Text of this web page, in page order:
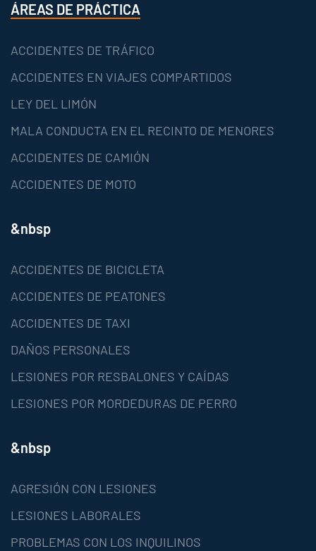
ÁREAS DE PRÁCTICA
ACCIDENTES DE TRÁFICO
ACCIDENTES EN VIAJES COMPARTIDOS
LEY DEL LIMÓN
MALA CONDUCTA EN EL RECINTO DE MENORES
ACCIDENTES DE CAMIÓN
ACCIDENTES DE MOTO
&nbsp
ACCIDENTES DE BICICLETA
ACCIDENTES DE PEATONES
ACCIDENTES DE TAXI
DAÑOS PERSONALES
LESIONES POR RESBALONES Y CAÍDAS
LESIONES POR MORDEDURAS DE PERRO
&nbsp
AGRESIÓN CON LESIONES
LESIONES LABORALES
PROBLEMAS CON LOS INQUILINOS